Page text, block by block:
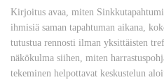
Kirjoitus avaa, miten
ihmisiä saman tapahtuman aikana,
tutustua rennosti ilman yksittäisten
näkökulma siihen, miten
tekeminen helpottavat keskustelun